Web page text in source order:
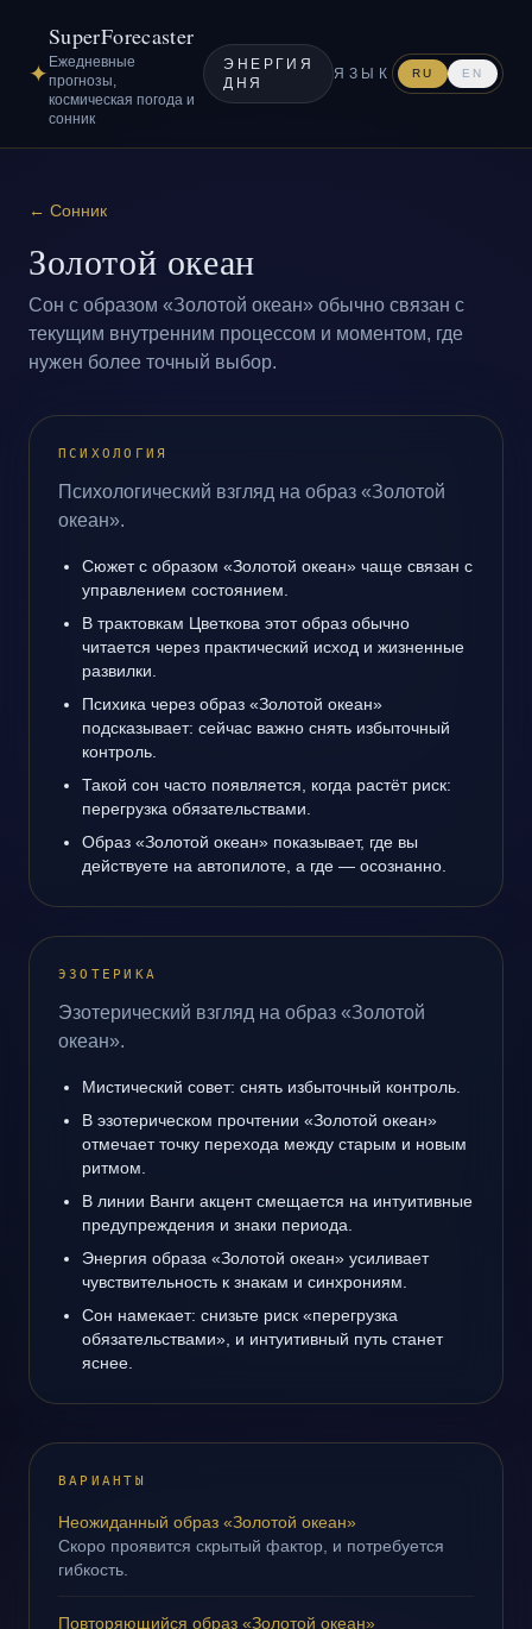
✦
SuperForecaster
Ежедневные
прогнозы,
космическая погода и
сонник
ЭНЕРГИЯ
ДНЯ
ЯЗЫК RU EN
← Сонник
Золотой океан
Сон с образом «Золотой океан» обычно связан с
текущим внутренним процессом и моментом, где
нужен более точный выбор.
ПСИХОЛОГИЯ
Психологический взгляд на образ «Золотой
океан».
Сюжет с образом «Золотой океан» чаще связан с
управлением состоянием.
В трактовкам Цветкова этот образ обычно
читается через практический исход и жизненные
развилки.
Психика через образ «Золотой океан»
подсказывает: сейчас важно снять избыточный
контроль.
Такой сон часто появляется, когда растёт риск:
перегрузка обязательствами.
Образ «Золотой океан» показывает, где вы
действуете на автопилоте, а где — осознанно.
ЭЗОТЕРИКА
Эзотерический взгляд на образ «Золотой
океан».
Мистический совет: снять избыточный контроль.
В эзотерическом прочтении «Золотой океан»
отмечает точку перехода между старым и новым
ритмом.
В линии Ванги акцент смещается на интуитивные
предупреждения и знаки периода.
Энергия образа «Золотой океан» усиливает
чувствительность к знакам и синхрониям.
Сон намекает: снизьте риск «перегрузка
обязательствами», и интуитивный путь станет
яснее.
ВАРИАНТЫ
Неожиданный образ «Золотой океан»
Скоро проявится скрытый фактор, и потребуется
гибкость.
Повторяющийся образ «Золотой океан»